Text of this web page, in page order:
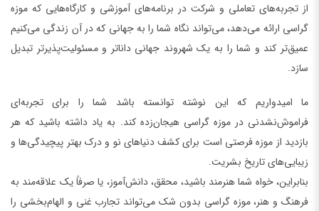
از تجربه‌های تعاملی و شرکت در برنامه‌های آموزشی و کارگاه‌هایی که موزه
گراسی ارائه می‌دهد، می‌تواند نگاه شما را به جهانی که در آن زندگی می‌کنیم
عمیق‌تر کند و شما را به یک شهروند جهانی داناتر و مسئولیت‌پذیرتر تبدیل
سازد.
ما امیدواریم که این نوشته توانسته باشد شما را برای تجربه‌ای
فراموش‌نشدنی در موزه گراسی هیجان‌زده کند. به یاد داشته باشید که هر
بازدید از موزه فرصتی است برای کشف دنیاهای نو و درک بهتر پیچیدگی‌ها و
زیبایی‌های تاریخ بشریت.
بنابراین، خواه شما هنرمند باشید، محقق، دانش‌آموز، یا صرفاً یک علاقه‌مند به
فرهنگ و هنر، موزه گراسی بدون شک می‌تواند تجارب غنی و الهام‌بخشی را